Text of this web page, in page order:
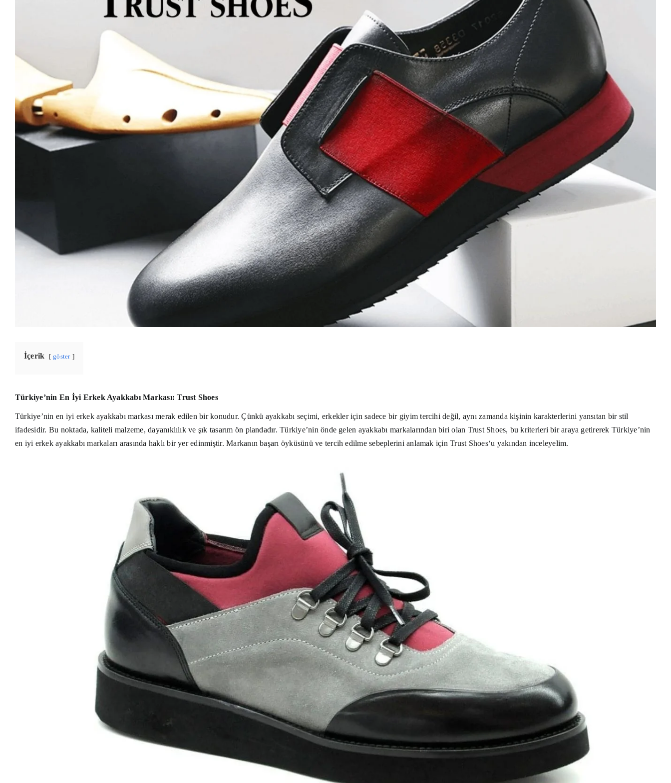
İçerik göster
Türkiye’nin En İyi Erkek Ayakkabı Markası: Trust Shoes
Türkiye’nin en iyi erkek ayakkabı markası merak edilen bir konudur. Çünkü ayakkabı seçimi, erkekler için sadece bir giyim tercihi değil, aynı zamanda kişinin karakterlerini yansıtan bir stil
ifadesidir. Bu noktada, kaliteli malzeme, dayanıklılık ve şık tasarım ön plandadır. Türkiye’nin önde gelen ayakkabı markalarından biri olan Trust Shoes, bu kriterleri bir araya getirerek Türkiye’nin
en iyi erkek ayakkabı markaları arasında haklı bir yer edinmiştir.Markanın başarı öyküsünü ve tercih edilme sebeplerini anlamak içinTrust Shoes‘u yakından inceleyelim.